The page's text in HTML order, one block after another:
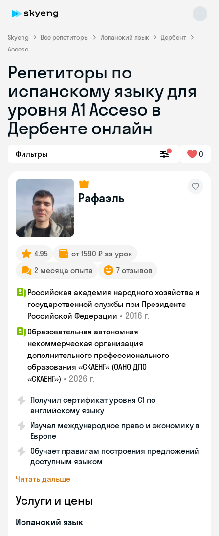
Skyeng Все репетиторы Испанский язык
Дербент
Acceso
Репетиторы по
испанскому языку для
уровня A1 Acceso в
Дербенте онлайн
Фильтры 0
Рафаэль
4.95
от 1590 ₽ за урок
2 месяца опыта
7 отзывов
Российская академия народного хозяйства и
государственной службы при Президенте
Российской Федерации • 2016 г.
Образовательная автономная
некоммерческая организация
дополнительного профессионального
образования «СКАЕНГ» (ОАНО ДПО
«СКАЕНГ») • 2026 г.
Получил сертификат уровня С1 по
английскому языку
Изучал международное право и экономику в
Европе
Обучает правилам построения предложений
доступным языком
Читать дальше
Услуги и цены
Испанский язык
Skyeng Chat